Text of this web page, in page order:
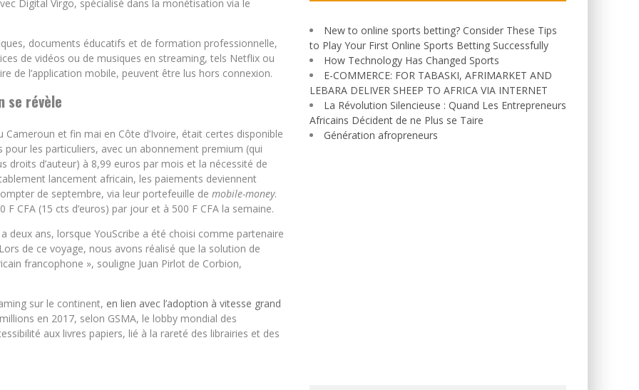
Digital Virgo, spécialisé dans la monétisation via le
documents éducatifs et de formation professionnelle,
de vidéos ou de musiques en streaming, tels Netflix ou
de l’application mobile, peuvent être lus hors connexion.
se révèle
et fin mai en Côte d’Ivoire, était certes disponible
les particuliers, avec un abonnement premium (qui
droits d’auteur) à 8,99 euros par mois et la nécessité de
lancement africain, les paiements deviennent
de septembre, via leur portefeuille de mobile-money.
CFA (15 cts d’euros) par jour et à 500 F CFA la semaine.
deux ans, lorsque YouScribe a été choisi comme partenaire
de ce voyage, nous avons réalisé que la solution de
francophone », souligne Juan Pirlot de Corbion,
sur le continent, en lien avec l’adoption à vitesse grand
en 2017, selon GSMA, le lobby mondial des
aux livres papiers, lié à la rareté des librairies et des
New to online sports betting? Consider These Tips
to Play Your First Online Sports Betting Successfully
How Technology Has Changed Sports
E-COMMERCE: FOR TABASKI, AFRIMARKET AND
LEBARA DELIVER SHEEP TO AFRICA VIA INTERNET
La Révolution Silencieuse : Quand Les Entrepreneurs
Africains Décident de ne Plus se Taire
Génération afropreneurs